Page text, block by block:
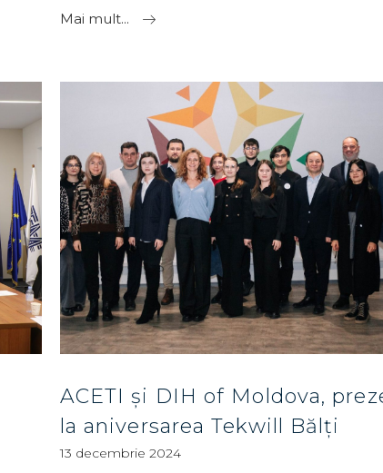
Mai mult...
ACETI și DIH of Moldova,
la aniversarea Tekwill Bălți
13 decembrie 2024